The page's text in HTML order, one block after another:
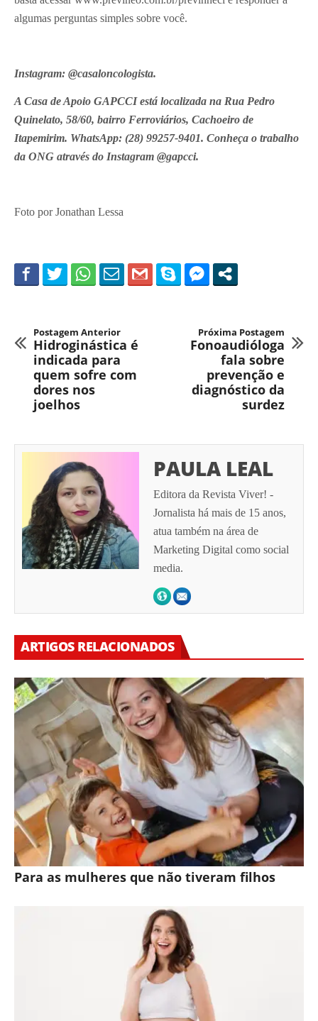
algumas perguntas simples sobre você.
Instagram: @casaloncologista.
A Casa de Apoio GAPCCI está localizada na Rua Pedro
Quinelato, 58/60, bairro Ferroviários, Cachoeiro de
Itapemirim. WhatsApp: (28) 99257-9401. Conheça o trabalho
da ONG através do Instagram @gapcci.
Foto por Jonathan Lessa
Postagem Anterior
Hidroginástica é
indicada para
quem sofre com
dores nos
joelhos
Próxima Postagem
Fonoaudióloga
fala sobre
prevenção e
diagnóstico da
surdez
PAULA LEAL
Editora da Revista Viver! -
Jornalista há mais de 15 anos,
atua também na área de
Marketing Digital como social
media.
ARTIGOS RELACIONADOS
Para as mulheres que não tiveram filhos